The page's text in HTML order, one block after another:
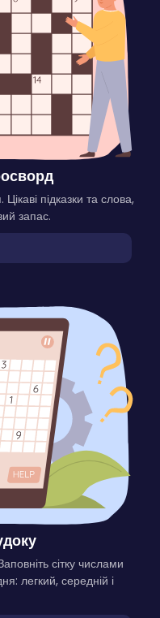
підказки та слова,
запас.
сітку числами
легкий, середній і